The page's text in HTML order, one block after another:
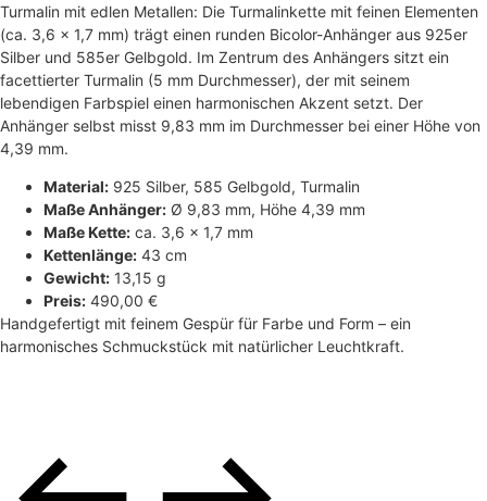
Turmalin mit edlen Metallen: Die Turmalinkette mit feinen Elementen
(ca. 3,6 × 1,7 mm) trägt einen runden Bicolor-Anhänger aus 925er
Silber und 585er Gelbgold. Im Zentrum des Anhängers sitzt ein
facettierter Turmalin (5 mm Durchmesser), der mit seinem
lebendigen Farbspiel einen harmonischen Akzent setzt. Der
Anhänger selbst misst 9,83 mm im Durchmesser bei einer Höhe von
4,39 mm.
Material: 925 Silber, 585 Gelbgold, Turmalin
Maße Anhänger: Ø 9,83 mm, Höhe 4,39 mm
Maße Kette: ca. 3,6 × 1,7 mm
Kettenlänge: 43 cm
Gewicht: 13,15 g
Preis: 490,00 €
Handgefertigt mit feinem Gespür für Farbe und Form – ein
harmonisches Schmuckstück mit natürlicher Leuchtkraft.